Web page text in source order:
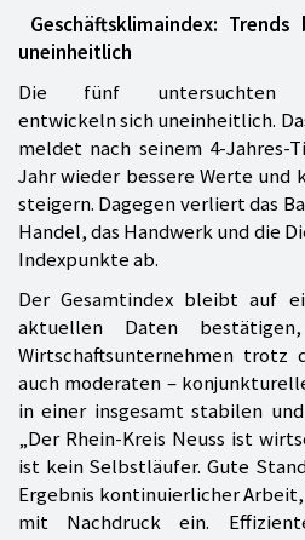
Geschäftsklimaindex:
uneinheitlich
Die fünf untersuchten
entwickeln sich uneinheitlich.
meldet nach seinem 4-Jahres-
Jahr wieder bessere Werte und
steigern. Dagegen verliert das
Handel, das Handwerk und die
Indexpunkte ab.
Der Gesamtindex bleibt auf
aktuellen Daten
Wirtschaftsunternehmen trotz
auch moderaten –
in einer insgesamt stabilen
„Der Rhein-Kreis Neuss ist
ist kein Selbstläufer. Gute
Ergebnis kontinuierlicher
mit Nachdruck ein.